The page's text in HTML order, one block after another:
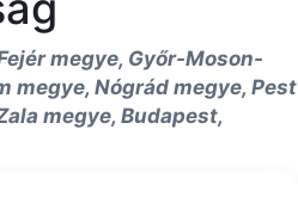
megye, Győr-Moson-
megye, Nógrád megye, Pest
megye, Budapest,